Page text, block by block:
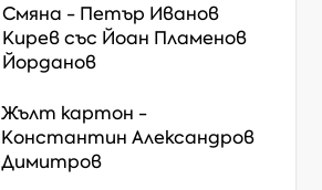
Смяна - Петър Иванов
Киревсъс Йоан Пламенов
Йорданов
Жълт картон -
Константин Александров
Димитров